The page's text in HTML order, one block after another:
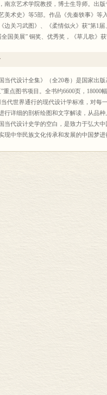
点学术构思上的创新之举，对于未来
手问题时，首次有了一个很好的示范
等各方面，与世界先进设计教育和设
上，都巧妙地、稳妥地、几乎天衣无
京艺术学院教授，博士生导师。出版
美术史》等5部。作品《先秦轶事》等
边关习武图》、《柔情似火》获“第1
全国美展” 铜奖、优秀奖，《草儿歌》
术带头人（第三层次）”等称号。 为中
为“江苏省‘333’跨世纪学术技术带头
家协会会员、江苏美术家协会水彩画
团队：
京艺术学院副院长，教授、博导。
传媒学院副教授，硕导。
大学设计学院，教授、硕导，设计
代设计全集》（全20卷）是国家出版
重点图书项目。全书约6600页，18000
当代世界通行的现代设计学标准，对每
行详细的剖析绘图和文字解读，从品
当代设计史学的空白，是致力于弘大
现中华民族文化传承和发展的中国梦进